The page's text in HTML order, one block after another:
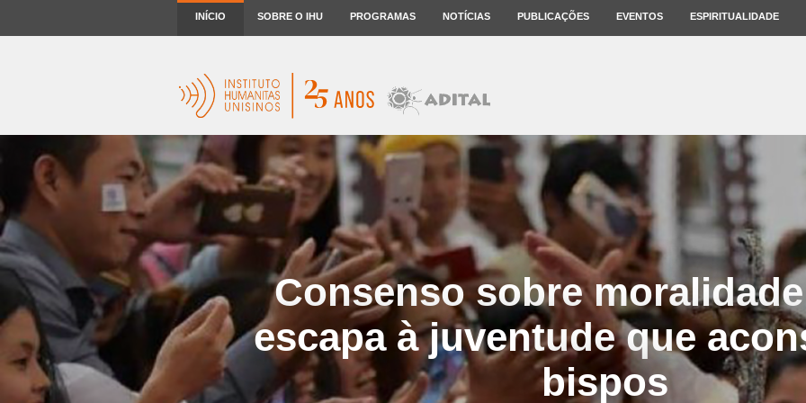
INÍCIO SOBRE O IHU PROGRAMAS NOTÍCIAS PUBLICAÇÕES EVENTOS ESPIRITUALIDADE
Consenso sobre
escapa à juventude que
bispos